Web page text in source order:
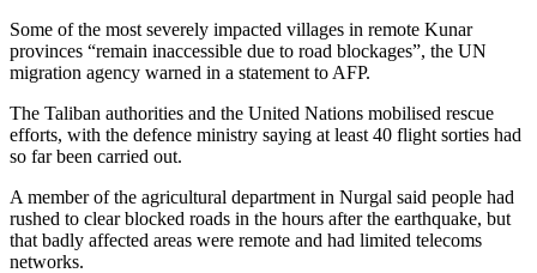
Some of the most severely impacted villages in remote Kunar
provinces “remain inaccessible due to road blockages”, the UN
migration agency warned in a statement to AFP.
The Taliban authorities and the United Nations mobilised rescue
efforts, with the defence ministry saying at least 40 flight sorties had
so far been carried out.
A member of the agricultural department in Nurgal said people had
rushed to clear blocked roads in the hours after the earthquake, but
that badly affected areas were remote and had limited telecoms
networks.